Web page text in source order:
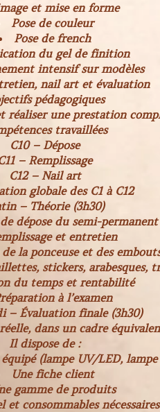
et mise en forme
Pose de couleur
Pose de french
du gel de finition
intensif sur modèles
nail art et évaluation
pédagogiques
réaliser une prestation
travaillées
C10 – Dépose
– Remplissage
C12 – Nail art
globale des C1 à C12
– Théorie (3h30)
dépose du semi-permanent
et entretien
la ponceuse et des
stickers, arabesques,
du temps et rentabilité
à l’examen
– Évaluation finale (3h30)
dans un cadre
Il dispose de :
(lampe UV/LED,
Une fiche client
gamme de produits
et consommables nécessaires